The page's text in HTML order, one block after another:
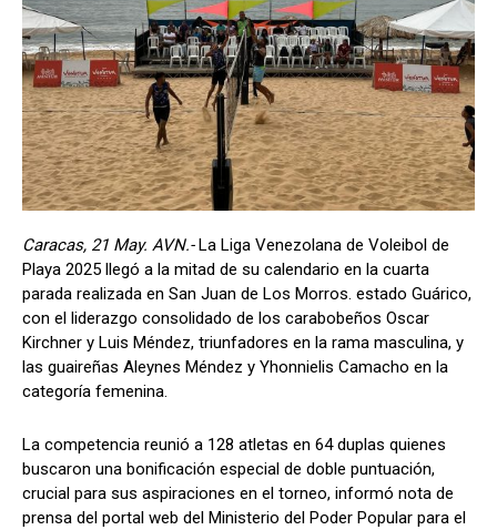
Caracas, 21 May. AVN.-La Liga Venezolana de Voleibol de
Playa 2025 llegó a la mitad de su calendario en la cuarta
parada realizada en San Juan de Los Morros. estado Guárico,
con el liderazgo consolidado de los carabobeños Oscar
Kirchner y Luis Méndez, triunfadores en la rama masculina, y
las guaireñas Aleynes Méndez y Yhonnielis Camacho en la
categoría femenina.
La competencia reunió a 128 atletas en 64 duplas quienes
buscaron una bonificación especial de doble puntuación,
crucial para sus aspiraciones en el torneo, informó nota de
prensa del portal web del Ministerio del Poder Popular para el